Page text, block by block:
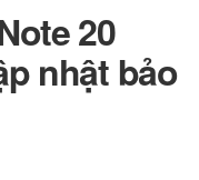
20
nhật bảo